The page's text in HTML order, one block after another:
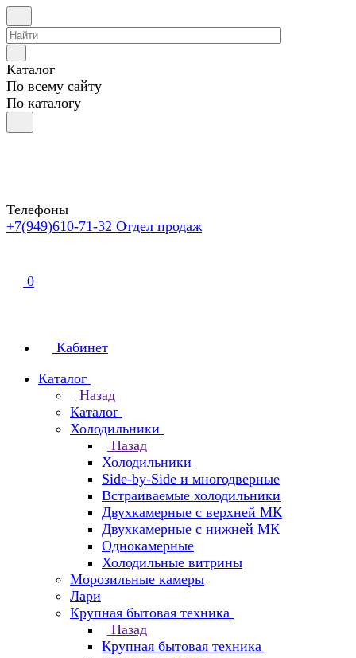
Каталог
По всему сайту
По каталогу
Телефоны
+7(949)610-71-32 Отдел продаж
0
Кабинет
Каталог
Назад
Каталог
Холодильники
Назад
Холодильники
Side-by-Side и многодверные
Встраиваемые холодильники
Двухкамерные с верхней МК
Двухкамерные с нижней МК
Однокамерные
Холодильные витрины
Морозильные камеры
Лари
Крупная бытовая техника
Назад
Крупная бытовая техника